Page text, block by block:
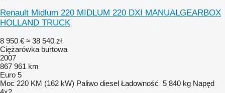
Renault Midlum 220 MIDLUM 220 DXI MANUALGEARBOX
HOLLAND TRUCK
8 950 € ≈ 38 540 zł
Ciężarówka burtowa
2007
867 961 km
Euro 5
Moc 220 KM (162 kW) Paliwo diesel Ładowność 5 840 kg Napęd